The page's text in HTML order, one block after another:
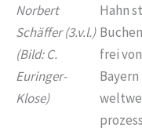
Norbert
Schäffer (3.v.l.)
(Bild: C.
Euringer-
Klose)
Hahn
frei